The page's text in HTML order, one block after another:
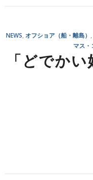
NEWS オフショア（船・離島）
マス・
「どでか